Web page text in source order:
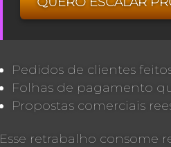
Pedidos de clientes
Folhas de pagamento
Propostas comerciais
Esse retrabalho consome